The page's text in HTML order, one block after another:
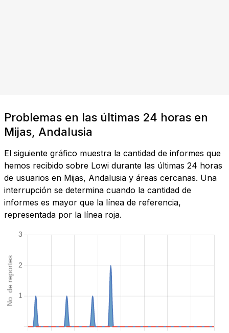
Problemas en las últimas 24 horas en
Mijas, Andalusia
El siguiente gráfico muestra la cantidad de informes que
hemos recibido sobre Lowi durante las últimas 24 horas
de usuarios en Mijas, Andalusia y áreas cercanas. Una
interrupción se determina cuando la cantidad de
informes es mayor que la línea de referencia,
representada por la línea roja.